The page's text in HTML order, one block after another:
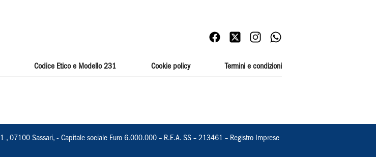
Codice Etico e Modello 231 Cookie policy Termini e condizioni
, 07100 Sassari, - Capitale sociale Euro 6.000.000 – R.E.A. SS – 213461 – Registro Imprese